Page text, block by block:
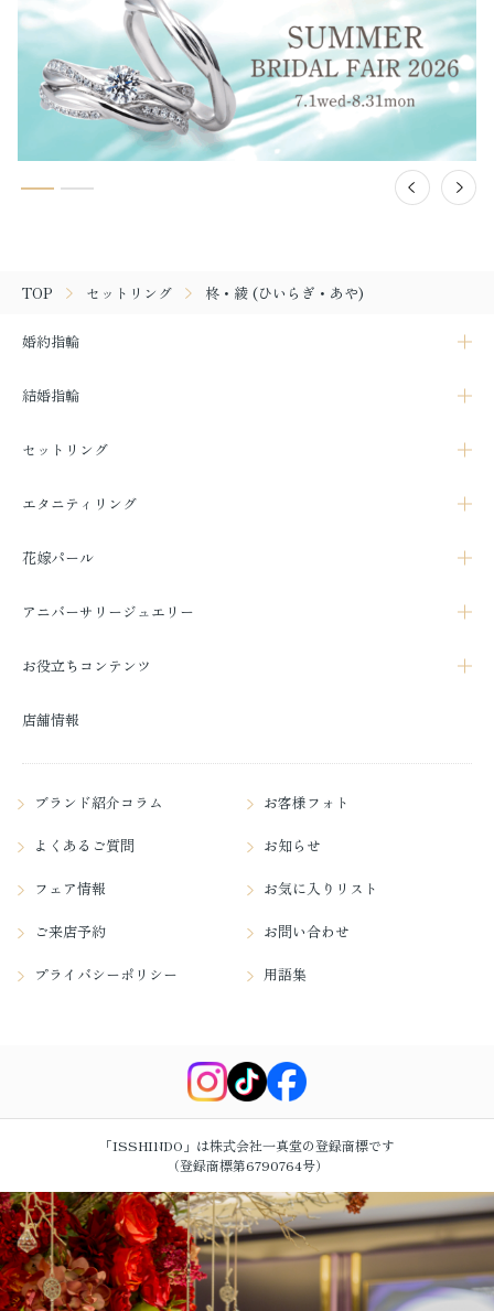
TOP セットリング 柊・綾 (ひいらぎ・あや)
婚約指輪
結婚指輪
セットリング
エタニティリング
花嫁パール
アニバーサリージュエリー
お役立ちコンテンツ
店舗情報
ブランド紹介コラム お客様フォト
よくあるご質問 お知らせ
フェア情報 お気に入りリスト
ご来店予約 お問い合わせ
プライバシーポリシー 用語集
「ISSHINDO」は株式会社一真堂の登録商標です
（登録商標第6790764号）